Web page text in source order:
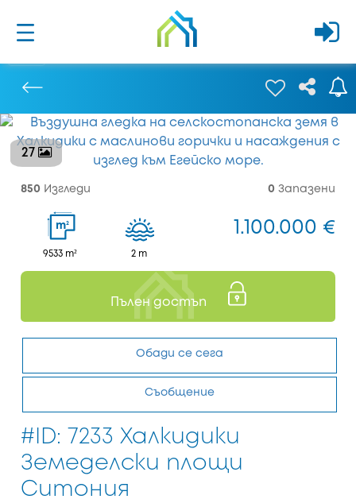
27
850 Изгледи 0 Запазени
m2
9533 m² 2 m
1.100.000 €
Пълен достъп
Обади се сега
Съобщение
#ID: 7233 Халкидики
Земеделски площи
Ситония